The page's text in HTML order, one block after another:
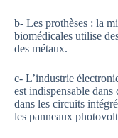
b- Les prothèses : la
biomédicales utilise
des métaux.
c- L’industrie
est indispensable
dans les circuits
les panneaux